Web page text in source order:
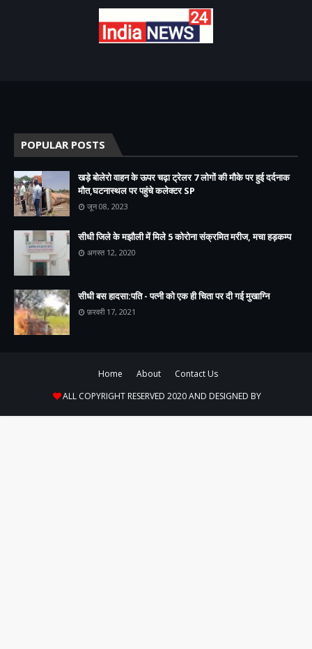
POPULAR POSTS
खड़े बोलेरो वाहन के ऊपर चढ़ा ट्रेलर 7 लोगों की मौके पर हुई दर्दनाक
मौत,घटनास्थल पर पहुंचे कलेक्टर SP
जून 08, 2023
सीधी जिले के मझौली में मिले 5 कोरोना संक्रमित मरीज, मचा हड़कम्प
अगस्त 12, 2020
सीधी बस हादसा:पति - पत्नी को एक ही चिता पर दी गई मुखाग्नि
फ़रवरी 17, 2021
Home About
Contact Us
ALL COPYRIGHT RESERVED 2020 AND DESIGNED BY